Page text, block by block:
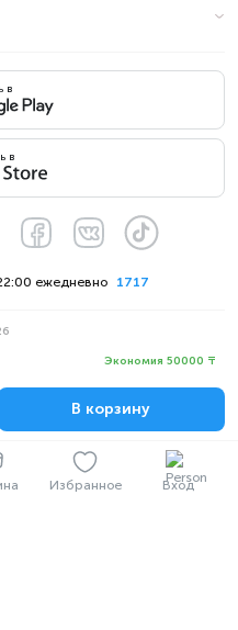
Избранное Вход
Экономия 50000 ₸
В корзину
в
в
1717
ежедневно